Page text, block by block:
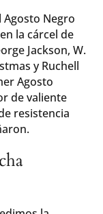
Agosto Negro
la cárcel de
Jackson, W.
y Ruchell
Agosto
de valiente
resistencia